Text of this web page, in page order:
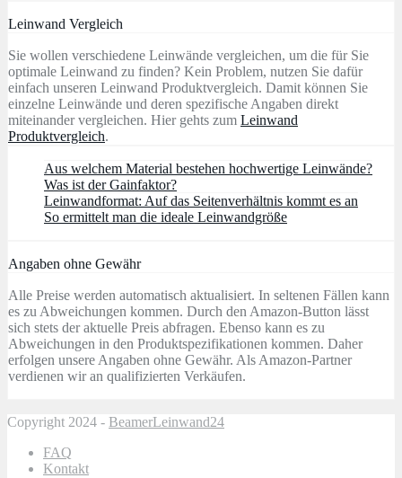
Leinwand Vergleich
Sie wollen verschiedene Leinwände vergleichen, um die für Sie
optimale Leinwand zu finden? Kein Problem, nutzen Sie dafür
einfach unseren Leinwand Produktvergleich. Damit können Sie
einzelne Leinwände und deren spezifische Angaben direkt
miteinander vergleichen. Hier gehts zum Leinwand
Produktvergleich.
Aus welchem Material bestehen hochwertige Leinwände?
Was ist der Gainfaktor?
Leinwandformat: Auf das Seitenverhältnis kommt es an
So ermittelt man die ideale Leinwandgröße
Angaben ohne Gewähr
Alle Preise werden automatisch aktualisiert. In seltenen Fällen kann
es zu Abweichungen kommen. Durch den Amazon-Button lässt
sich stets der aktuelle Preis abfragen. Ebenso kann es zu
Abweichungen in den Produktspezifikationen kommen. Daher
erfolgen unsere Angaben ohne Gewähr. Als Amazon-Partner
verdienen wir an qualifizierten Verkäufen.
Copyright 2024 - BeamerLeinwand24
FAQ
Kontakt